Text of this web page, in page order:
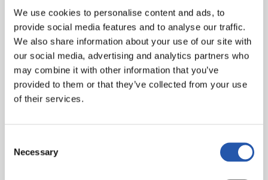
We use cookies to personalise content and ads, to
provide social media features and to analyse our traffic.
We also share information about your use of our site with
our social media, advertising and analytics partners who
may combine it with other information that you’ve
provided to them or that they’ve collected from your use
of their services.
Selection
Necessary